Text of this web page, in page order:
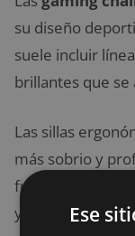
su diseño
suele incluir
brillantes que se
Las sillas
más sobrio y
funcionalidad y
y materiales
Ese